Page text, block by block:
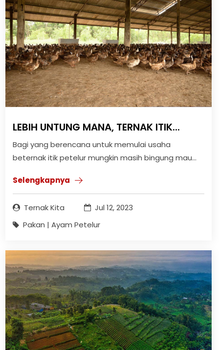
LEBIH UNTUNG MANA, TERNAK ITIK...
Bagi yang berencana untuk memulai usaha
beternak itik petelur mungkin masih bingung mau...
Selengkapnya
Ternak Kita
Jul 12, 2023
Pakan | Ayam Petelur